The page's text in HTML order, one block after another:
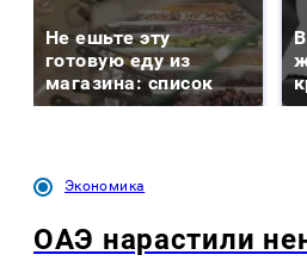
Не ешьте эту
готовую еду из
магазина: список
Экономика
ОАЭ нарастили